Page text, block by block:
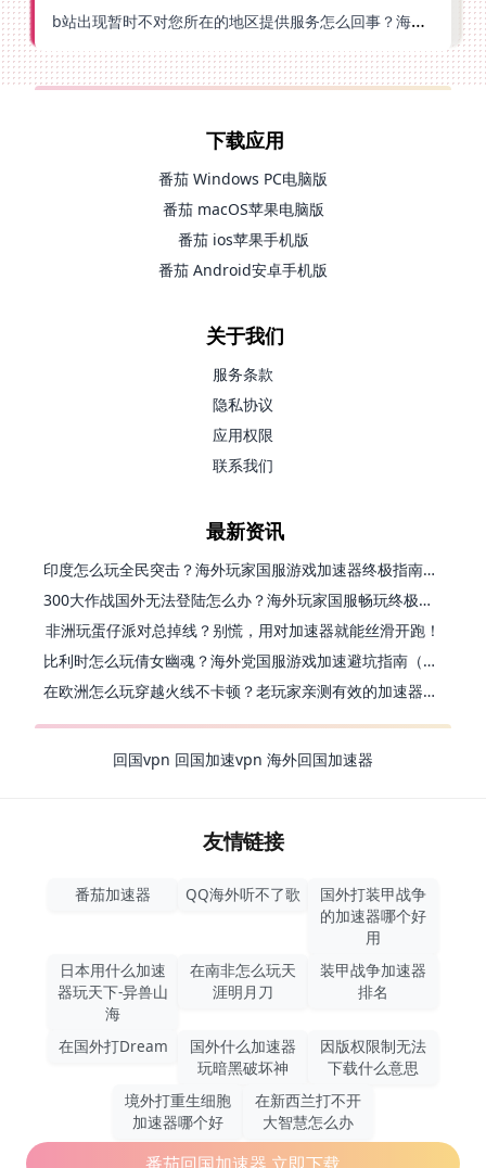
b站出现暂时不对您所在的地区提供服务怎么回事？海外党亲测有效的回国加速方案
下载应用
番茄 Windows PC电脑版
番茄 macOS苹果电脑版
番茄 ios苹果手机版
番茄 Android安卓手机版
关于我们
服务条款
隐私协议
应用权限
联系我们
最新资讯
印度怎么玩全民突击？海外玩家国服游戏加速器终极指南（附原神延迟优化+精灵之境加速器选择）
300大作战国外无法登陆怎么办？海外玩家国服畅玩终极指南（附实测推荐）
非洲玩蛋仔派对总掉线？别慌，用对加速器就能丝滑开跑！
比利时怎么玩倩女幽魂？海外党国服游戏加速避坑指南（附实测推荐）
在欧洲怎么玩穿越火线不卡顿？老玩家亲测有效的加速器选择指南
回国vpn 回国加速vpn 海外回国加速器
友情链接
番茄加速器 QQ海外听不了歌
国外打装甲战争
的加速器哪个好
用
日本用什么加速
器玩天下-异兽山
海
在南非怎么玩天
涯明月刀
装甲战争加速器
排名
在国外打Dream
国外什么加速器
玩暗黑破坏神
因版权限制无法
下载什么意思
境外打重生细胞
加速器哪个好
在新西兰打不开
大智慧怎么办